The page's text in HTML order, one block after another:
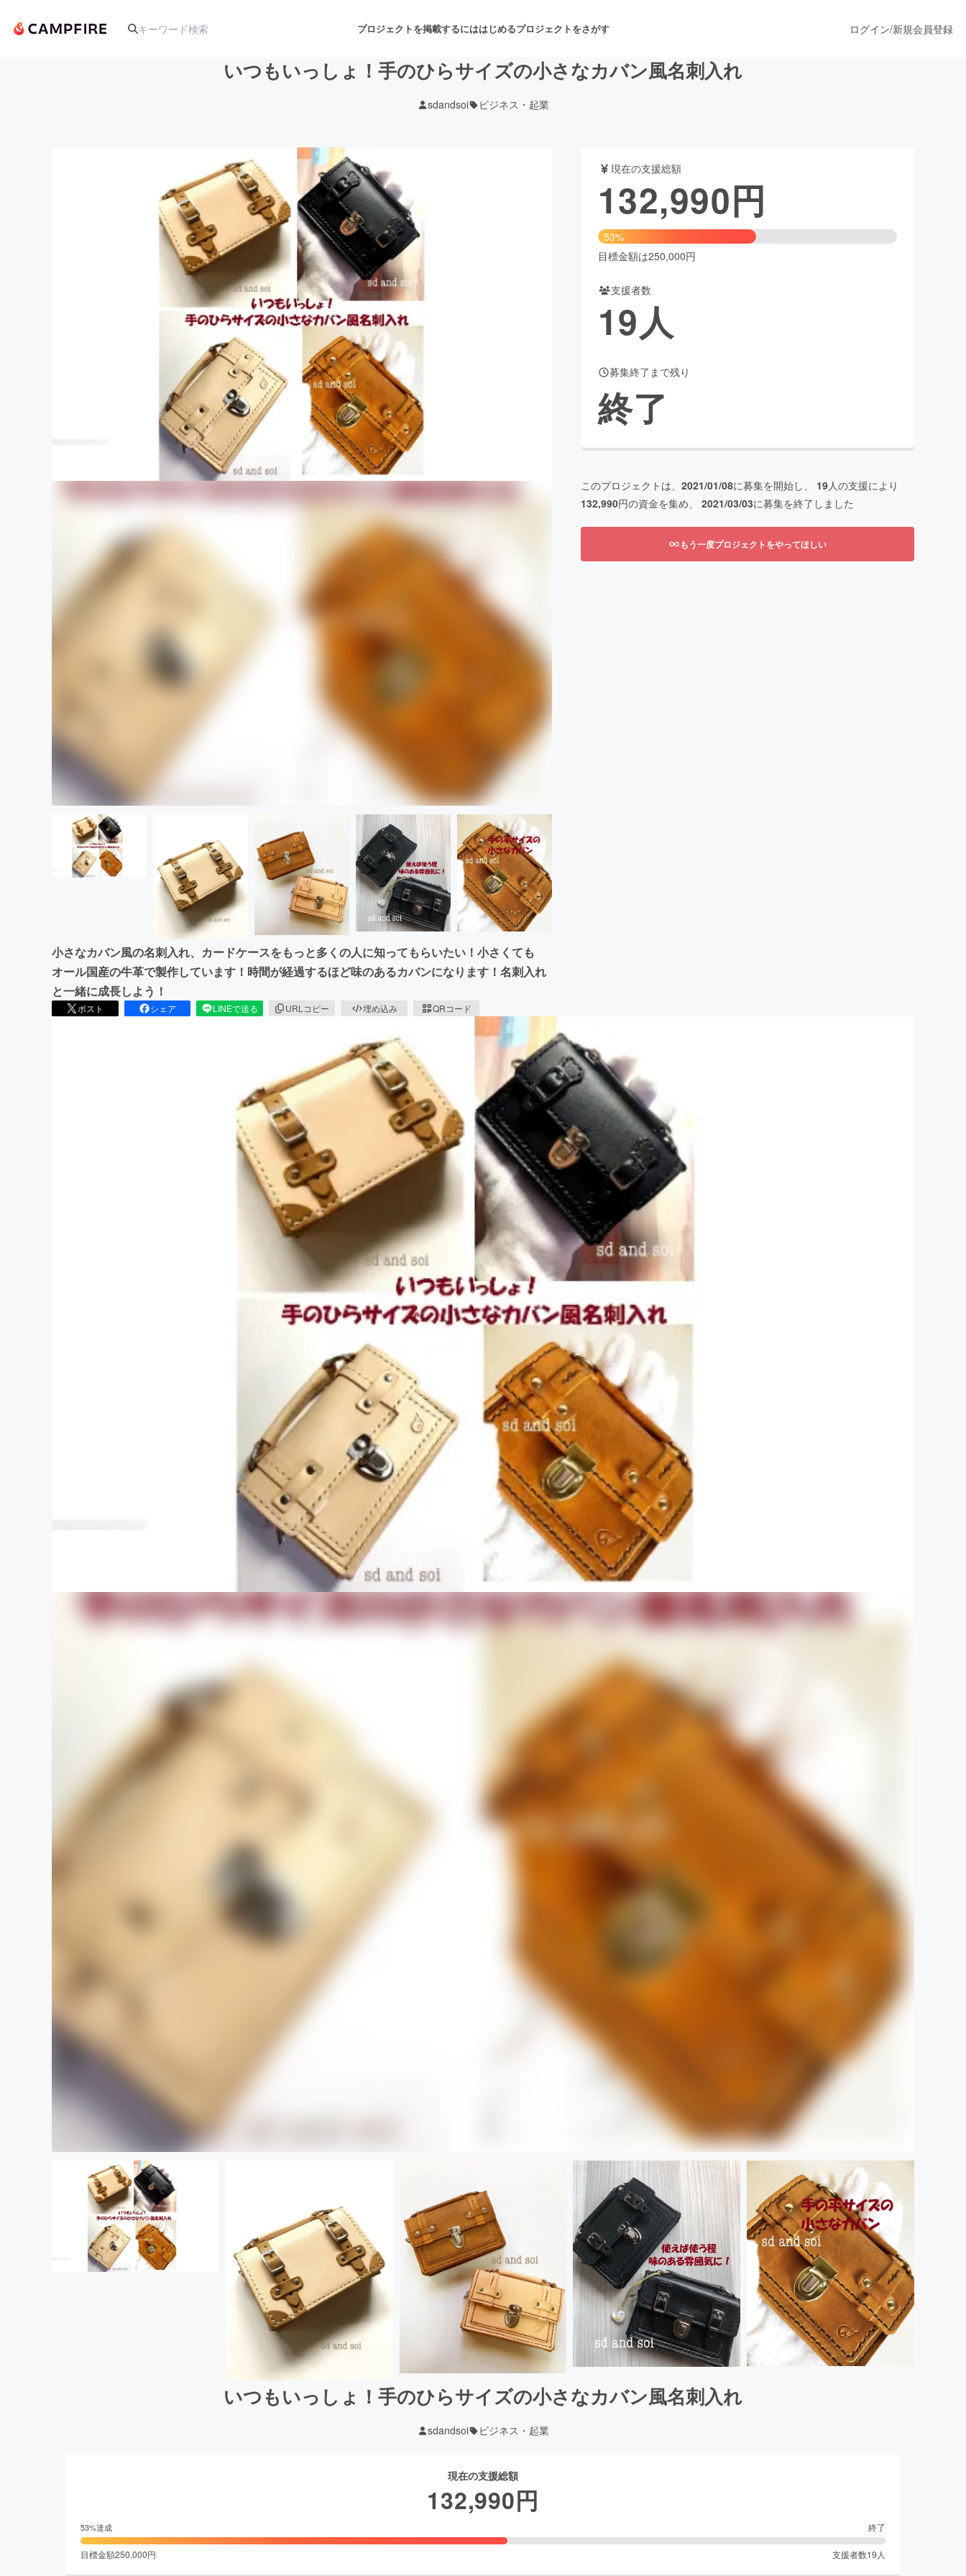
プロジェクトを掲載するにははじめるプロジェクトをさがす
アート・写真 音楽 舞台・パフォーマンス
テクノロジー・ガジェット ゲーム・サービス開発 ファッション
映像・映画 書籍・雑誌出版
ビジネス・起業 チャレンジ ビューティー・ヘルスケア
まちづくり・地域活性化
CAMPFIRE for Social Good
CAMPFIREふるさと納税
ログイン/新規会員登録
いつもいっしょ！手のひらサイズの小さなカバン風名刺入れ
sdandsoi ビジネス・起業
小さなカバン風の名刺入れ、カードケースをもっと多くの人に知ってもらいたい！小さくても
オール国産の牛革で製作しています！時間が経過するほど味のあるカバンになります！名刺入れ
と一緒に成長しよう！
ポスト シェア LINEで送る URLコピー 埋め込み QRコード
現在の支援総額
132,990円
53%
目標金額は250,000円
支援者数
19人
募集終了まで残り
終了
このプロジェクトは、 2021/01/08に募集を開始し、 19人の支援により
132,990円の資金を集め、 2021/03/03に募集を終了しました
もう一度プロジェクトをやってほしい
いつもいっしょ！手のひらサイズの小さなカバン風名刺入れ
sdandsoi ビジネス・起業
現在の支援総額
132,990円
53%達成 終了
目標金額250,000円 支援者数19 人